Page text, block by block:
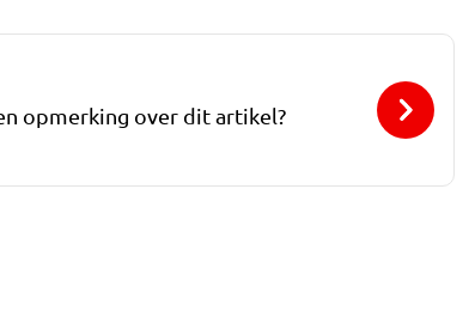
opmerking over dit artikel?